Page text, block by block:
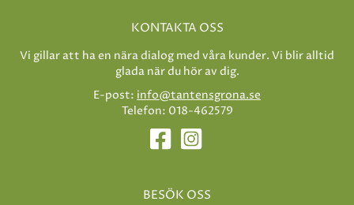
KONTAKTA OSS
Vi gillar att ha en nära dialog med våra kunder. Vi blir alltid
glada när du hör av dig.
E-post: info@tantensgrona.se
Telefon: 018-462579
BESÖK OSS